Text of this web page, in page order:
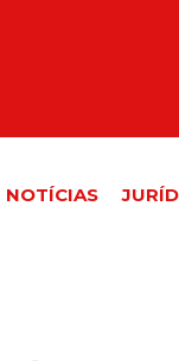
NOTÍCIAS